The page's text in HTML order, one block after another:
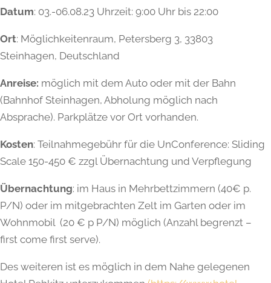
Datum: 03.-06.08.23 Uhrzeit: 9:00 Uhr bis 22:00
Ort: Möglichkeitenraum, Petersberg 3, 33803
Steinhagen, Deutschland
Anreise: möglich mit dem Auto oder mit der Bahn
(Bahnhof Steinhagen, Abholung möglich nach
Absprache). Parkplätze vor Ort vorhanden.
Kosten: Teilnahmegebühr für die UnConference: Sliding
Scale 150-450 € zzgl Übernachtung und Verpflegung
Übernachtung: im Haus in Mehrbettzimmern (40€ p.
P/N) oder im mitgebrachten Zelt im Garten oder im
Wohnmobil (20 € p P/N) möglich (Anzahl begrenzt –
first come first serve).
Des weiteren ist es möglich in dem Nahe gelegenen